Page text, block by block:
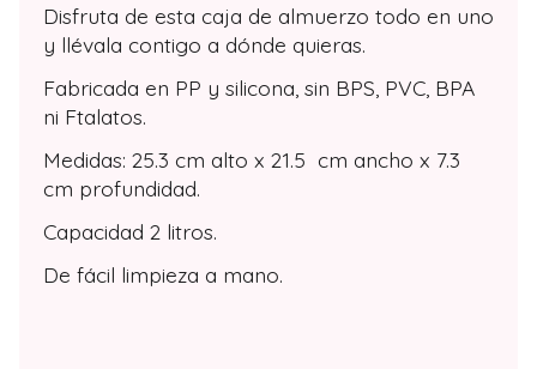
Disfruta de esta caja de almuerzo todo en uno
y llévala contigo a dónde quieras.
Fabricada en PP y silicona, sin BPS, PVC, BPA
ni Ftalatos.
Medidas: 25.3 cm alto x 21.5 cm ancho x 7.3
cm profundidad.
Capacidad 2 litros.
De fácil limpieza a mano.